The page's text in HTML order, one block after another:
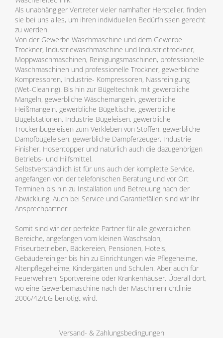
Als unabhängiger Vertreter vieler namhafter Hersteller, finden
sie bei uns alles, um ihren individuellen Bedürfnissen gerecht
zu werden.
Von der Gewerbe Waschmaschine und dem Gewerbe
Trockner, Industriewaschmaschine und Industrietrockner,
Moppwaschmaschinen, Reinigungsmaschinen, professionelle
Waschmaschinen und professionelle Trockner, gewerbliche
Kompressoren, Industrie- Kompressoren, Nassreinigung
(Wet-Cleaning). Bis hin zur Bügeltechnik mit gewerbliche
Mangeln, gewerbliche Wäschemangeln, gewerbliche
Heißmangeln, gewerbliche Bügeltische, gewerbliche
Bügelstationen, Industrie-Bügeleisen, gewerbliche
Trockenbügeleisen zum Verkleben von Stoffen, gewerbliche
Dampfbügeleisen, gewerbliche Dampferzeuger, Industrie
Finisher, Hosentopper und natürlich auch die dazugehörigen
Betriebs- und Hilfsmittel.
Selbstverständlich ist für uns auch der komplette Service,
angefangen von der telefonischen Beratung und vor Ort
Terminen bis hin zu Installation und Betreuung nach der
Abwicklung. Auch bei Service und Garantiefällen sind wir Ihr
Ansprechpartner.
Somit sind wir der perfekte Partner für alle gewerblichen
Bereiche, angefangen vom kleinen Waschsalon,
Friseurbetrieben, Bäckereien, Pensionen, Hotels,
Gebäudereiniger bis hin zu Einrichtungen wie Pflegeheime,
Altenpflegeheime, Kindergärten und Schulen. Aber auch für
Feuerwehren, Sportvereine oder Krankenhäuser. Überall dort,
wo eine Gewerbemaschine nach der Maschinenrichtlinie
2006/42/EG benötigt wird.
Versand- & Zahlungsbedingungen